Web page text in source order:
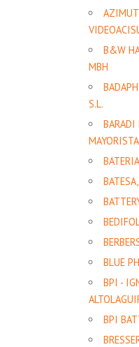
AZIMUT
B&W
MBH
S.L.
BARADI
BLUE
BPI -
BPI